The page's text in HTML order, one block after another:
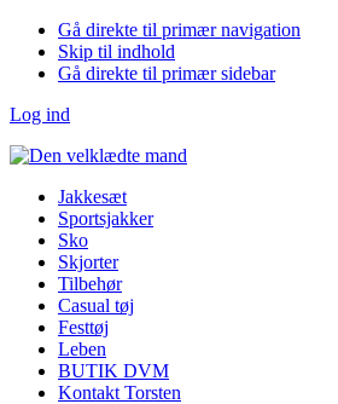
Gå direkte til primær navigation
Skip til indhold
Gå direkte til primær sidebar
Log ind
Jakkesæt
Sportsjakker
Sko
Skjorter
Tilbehør
Casual tøj
Festtøj
Leben
BUTIK DVM
Kontakt Torsten